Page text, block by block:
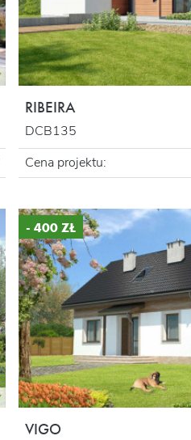
RIBEIRA
DCB135
Cena projektu:
- 400 ZŁ
VIGO